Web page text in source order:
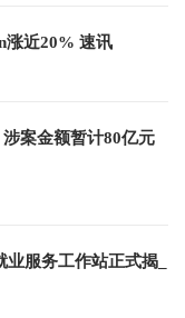
涨近20% 速讯
案金额暂计80亿元